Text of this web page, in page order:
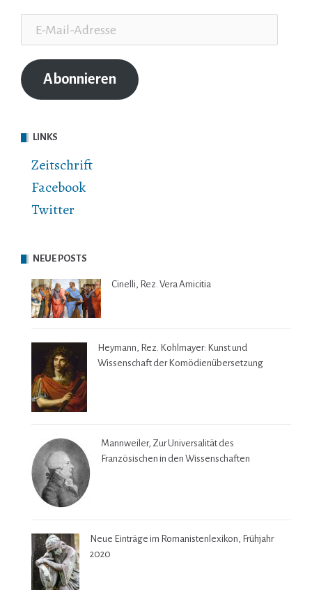
Mail-
Adresse
Abonnieren
LINKS
Zeitschrift
Facebook
Twitter
NEUE POSTS
Cinelli, Rez. Vera Amicitia
Heymann, Rez. Kohlmayer: Kunst und
Wissenschaft der Komödienübersetzung
Mannweiler, Zur Universalität des
Französischen in den Wissenschaften
Neue Einträge im Romanistenlexikon, Frühjahr
2020